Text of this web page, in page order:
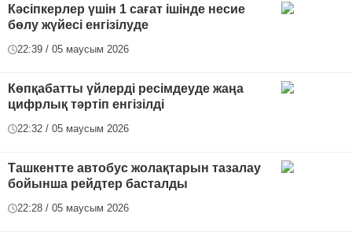
Кәсіпкерлер үшін 1 сағат ішінде несие
бөлу жүйесі енгізілуде
22:39 / 05 маусым 2026
Көпқабатты үйлерді ресімдеуде жаңа
цифрлық тәртіп енгізілді
22:32 / 05 маусым 2026
Ташкентте автобус жолақтарын тазалау
бойынша рейдтер басталды
22:28 / 05 маусым 2026